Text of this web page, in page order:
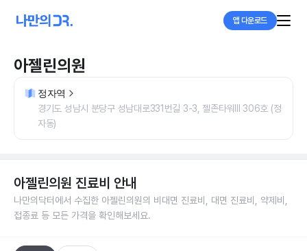
앱 다운로드
아젤린의원
정자역
경기도 성남시 분당구 성남대로331번길 3-3, 젤존타워III 306호 (정
자동)
아젤린의원 진료비 안내
나만의닥터에서 수집한 아젤린의원의 비대면 진료비, 대면 진료비, 약제비,
접종료 등 모든 가격을 확인해보세요.